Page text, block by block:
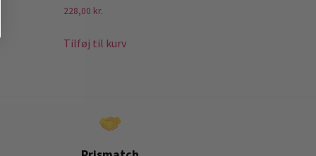
228,00 kr.
Tilføj til kurv